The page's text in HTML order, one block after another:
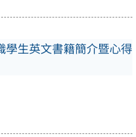
學生英文書籍簡介暨心得